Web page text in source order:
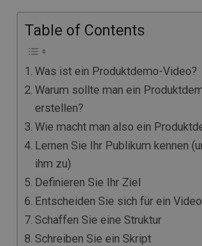
Table of Contents
Was ist ein Produktdemo-Video?
Warum sollte man ein
erstellen?
Wie macht man also ein
Lernen Sie Ihr Publikum kennen
ihm zu)
Definieren Sie Ihr Ziel
Entscheiden Sie sich für ein
Schaffen Sie eine Struktur
Schreiben Sie ein Skript